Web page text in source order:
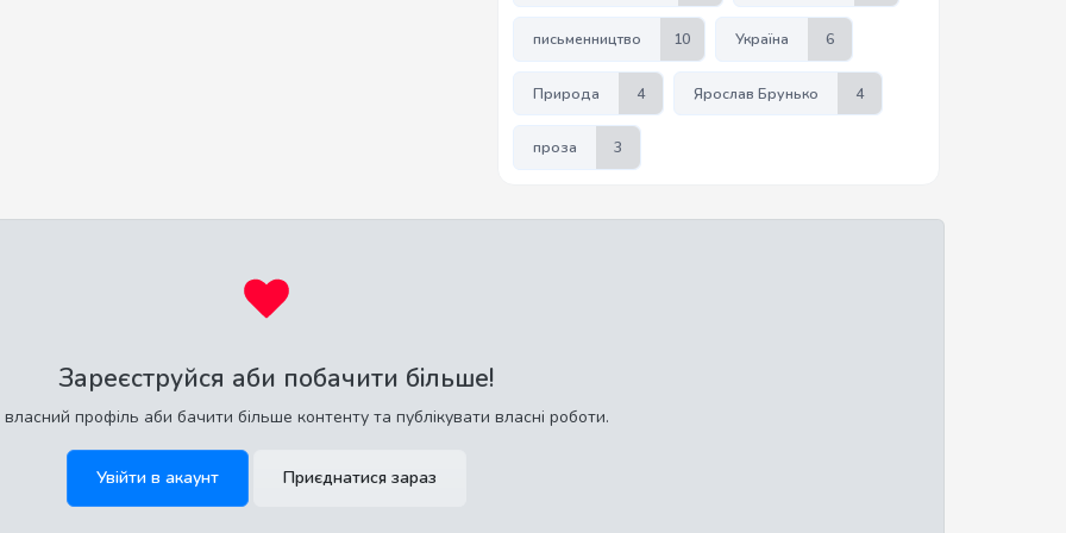
письменництво 10 Україна 6
Природа 4 Ярослав Брунько 4
проза 3
Зареєструйся аби побачити більше!
профіль аби бачити більше контенту та публікувати власні роботи.
Увійти в акаунт Приєднатися зараз